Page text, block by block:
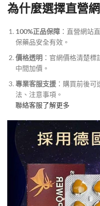
為什麼選擇直營
100%正品保障 ：直營網站
保藥品安全有效。
價格透明 ：官網價格清楚
中間加價。
專業客服支援 ：購買前後
法、注意事項。
聯絡客服了解更多